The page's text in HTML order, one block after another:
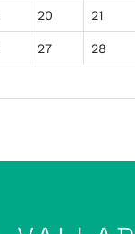
20 21
27 28